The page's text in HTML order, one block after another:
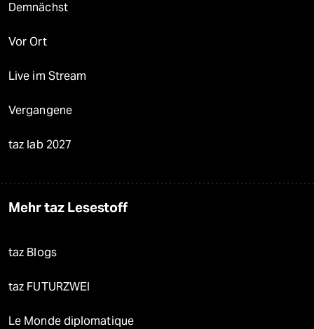
Demnächst
Vor Ort
Live im Stream
Vergangene
taz lab 2027
Mehr taz Lesestoff
taz Blogs
taz FUTURZWEI
Le Monde diplomatique